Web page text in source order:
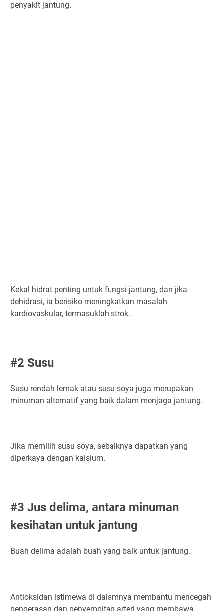
penyakit jantung.
Kekal hidrat penting untuk fungsi jantung, dan jika
dehidrasi, ia berisiko meningkatkan masalah
kardiovaskular, termasuklah strok.
#2 Susu
Susu rendah lemak atau susu soya juga merupakan
minuman alternatif yang baik dalam menjaga jantung.
Jika memilih susu soya, sebaiknya dapatkan yang
diperkaya dengan kalsium.
#3 Jus delima, antara minuman
kesihatan untuk jantung
Buah delima adalah buah yang baik untuk jantung.
Antioksidan istimewa di dalamnya membantu mencegah
pengerasan dan penyempitan arteri yang membawa